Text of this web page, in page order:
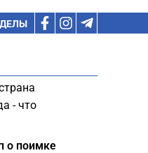
- что
о поимке